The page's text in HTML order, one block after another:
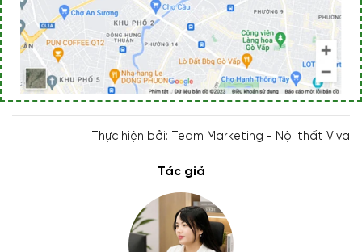
Thực hiện bởi: Team Marketing - Nội thất Viva
Tác giả